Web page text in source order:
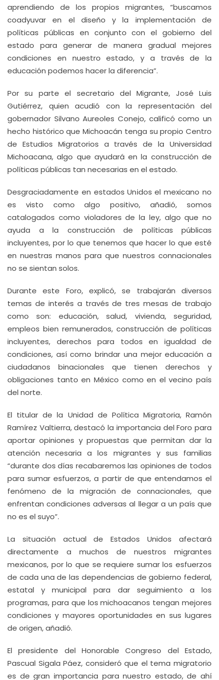
aprendiendo de los propios migrantes, “buscamos
coadyuvar en el diseño y la implementación de
políticas públicas en conjunto con el gobierno del
estado para generar de manera gradual mejores
condiciones en nuestro estado, y a través de la
educación podemos hacer la diferencia”.
Por su parte el secretario del Migrante, José Luis
Gutiérrez, quien acudió con la representación del
gobernador Silvano Aureoles Conejo, calificó como un
hecho histórico que Michoacán tenga su propio Centro
de Estudios Migratorios a través de la Universidad
Michoacana, algo que ayudará en la construcción de
políticas públicas tan necesarias en el estado.
Desgraciadamente en estados Unidos el mexicano no
es visto como algo positivo, añadió, somos
catalogados como violadores de la ley, algo que no
ayuda a la construcción de políticas públicas
incluyentes, por lo que tenemos que hacer lo que esté
en nuestras manos para que nuestros connacionales
no se sientan solos.
Durante este Foro, explicó, se trabajarán diversos
temas de interés a través de tres mesas de trabajo
como son: educación, salud, vivienda, seguridad,
empleos bien remunerados, construcción de políticas
incluyentes, derechos para todos en igualdad de
condiciones, así como brindar una mejor educación a
ciudadanos binacionales que tienen derechos y
obligaciones tanto en México como en el vecino país
del norte.
El titular de la Unidad de Política Migratoria, Ramón
Ramírez Valtierra, destacó la importancia del Foro para
aportar opiniones y propuestas que permitan dar la
atención necesaria a los migrantes y sus familias
“durante dos días recabaremos las opiniones de todos
para sumar esfuerzos, a partir de que entendamos el
fenómeno de la migración de connacionales, que
enfrentan condiciones adversas al llegar a un país que
no es el suyo”.
La situación actual de Estados Unidos afectará
directamente a muchos de nuestros migrantes
mexicanos, por lo que se requiere sumar los esfuerzos
de cada una de las dependencias de gobierno federal,
estatal y municipal para dar seguimiento a los
programas, para que los michoacanos tengan mejores
condiciones y mayores oportunidades en sus lugares
de origen, añadió.
El presidente del Honorable Congreso del Estado,
Pascual Sigala Páez, consideró que el tema migratorio
es de gran importancia para nuestro estado, de ahí